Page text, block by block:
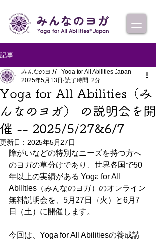
記事
Yoga for All Abilities（み
んなのヨガ） の説明会を開
催 -- 2025/5/27&6/7
みんなのヨガ - Yoga for All Abilities Japan
2025年5月13日 読了時間: 2分
更新日： 2025年5月27日
障がいなどの特別なニーズを持つ方へ
のヨガの草分けであり、世界各国で50
年以上の実績がある Yoga for All
Abilities（みんなのヨガ）のオンライン
無料説明会を、5月27日（火）と6月7
日（土）に開催します。
今回は、Yoga for All Abilitiesの養成講